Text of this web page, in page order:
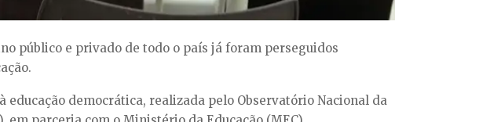
público e privado de todo o país já foram perseguidos
democrática, realizada pelo Observatório Nacional da